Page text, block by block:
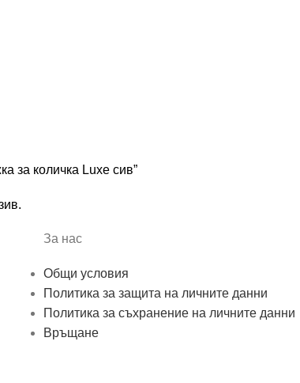
за количка Luxe сив”
За нас
Общи условия
Политика за защита на личните данни
Политика за съхранение на личните данни
Връщане